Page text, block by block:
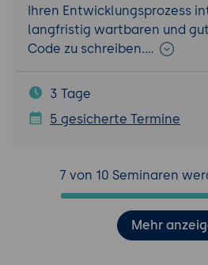
Ihren Entwicklungsprozess
langfristig wartbaren und
Code zu schreiben.…
3 Tage
5 gesicherte Termine
7 von 10 Seminaren
Mehr